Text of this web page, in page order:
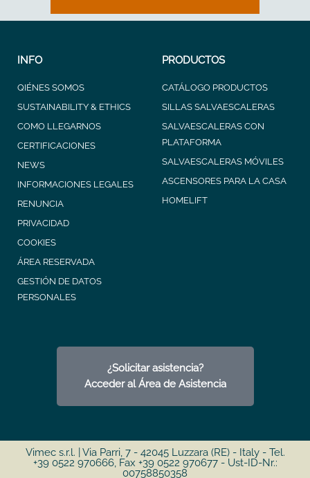
INFO
QIÉNES SOMOS
SUSTAINABILITY & ETHICS
COMO LLEGARNOS
CERTIFICACIONES
NEWS
INFORMACIONES LEGALES
RENUNCIA
PRIVACIDAD
COOKIES
ÁREA RESERVADA
GESTIÓN DE DATOS
PERSONALES
PRODUCTOS
CATÁLOGO PRODUCTOS
SILLAS SALVAESCALERAS
SALVAESCALERAS CON
PLATAFORMA
SALVAESCALERAS MÓVILES
ASCENSORES PARA LA CASA
HOMELIFT
¿Solicitar asistencia?
Acceder al Área de Asistencia
Vimec s.r.l. | Via Parri, 7 - 42045 Luzzara (RE) - Italy - Tel.
+39 0522 970666, Fax +39 0522 970677 - Ust-ID-Nr.:
00758850358